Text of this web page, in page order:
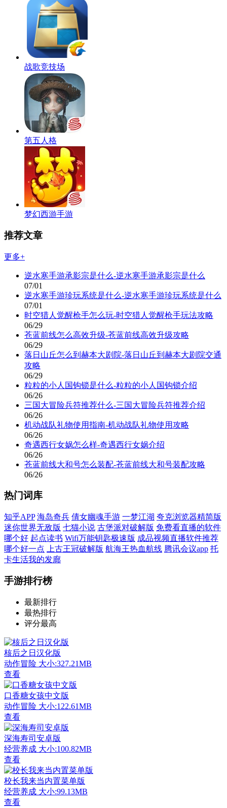
战歌竞技场
第五人格
梦幻西游手游
推荐文章
更多+
逆水寒手游承影宗是什么-逆水寒手游承影宗是什么
07/01
逆水寒手游珍玩系统是什么-逆水寒手游珍玩系统是什么
07/01
时空猎人觉醒枪手怎么玩-时空猎人觉醒枪手玩法攻略
06/29
苍蓝前线怎么高效升级-苍蓝前线高效升级攻略
06/29
落日山丘怎么到赫本大剧院-落日山丘到赫本大剧院交通
攻略
06/29
粒粒的小人国钩锁是什么-粒粒的小人国钩锁介绍
06/26
三国大冒险兵符推荐什么-三国大冒险兵符推荐介绍
06/26
机动战队礼物使用指南-机动战队礼物使用攻略
06/26
奇遇西行女娲怎么样-奇遇西行女娲介绍
06/26
苍蓝前线大和号怎么装配-苍蓝前线大和号装配攻略
06/26
热门词库
知乎APP 海岛奇兵 倩女幽魂手游 一梦江湖 夸克浏览器精简版
迷你世界无敌版 七猫小说 古堡派对破解版 免费看直播的软件
哪个好 起点读书 Wifi万能钥匙极速版 成品视频直播软件推荐
哪个好一点
上古王冠破解版 航海王热血航线 腾讯会议app 托
卡生活我的发廊
手游排行榜
最新排行
最热排行
评分最高
核后之日汉化版
动作冒险 大小:327.21MB
查看
口香糖女孩中文版
动作冒险 大小:122.61MB
查看
深海寿司安卓版
经营养成 大小:100.82MB
查看
校长我来当内置菜单版
经营养成 大小:99.13MB
查看